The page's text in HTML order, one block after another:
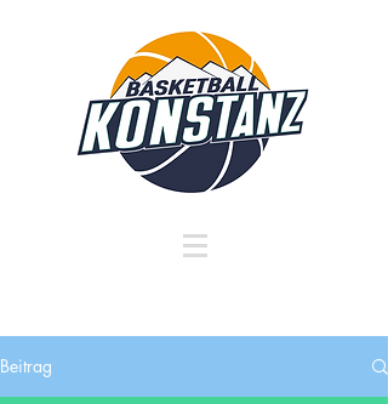
Beitrag